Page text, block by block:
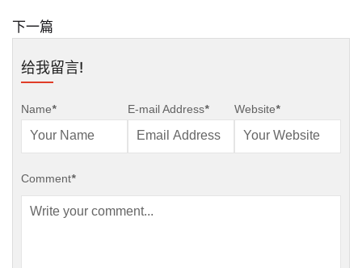
下一篇
给我留言!
Name* E-mail Address* Website*
Comment*